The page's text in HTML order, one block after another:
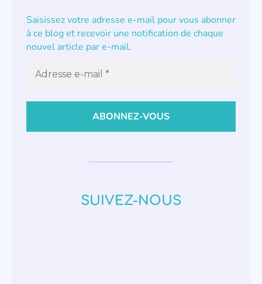
Saisissez votre adresse e-mail pour vous abonner
à ce blog et recevoir une notification de chaque
nouvel article par e-mail.
SUIVEZ-NOUS